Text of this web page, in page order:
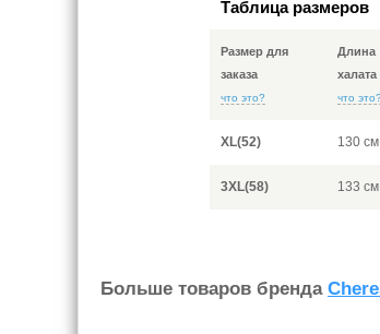
Таблица размеров
Размер для
заказа
что это?
Длина
халата
что это?
XL(52) 130 см
3XL(58) 133 см
Больше товаров бренда